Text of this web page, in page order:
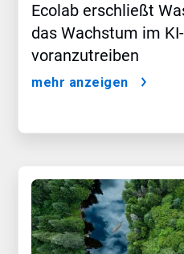
Ecolab erschließt
das Wachstum im
voranzutreiben
mehr anzeigen